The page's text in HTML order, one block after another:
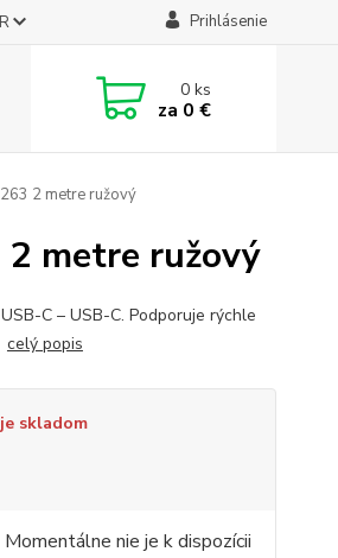
Prihlásenie
0ks
za 0 €
2 metre ružový
2 metre ružový
C – USB-C. Podporuje rýchle
celý popis
skladom
Momentálne nie je k dispozícii